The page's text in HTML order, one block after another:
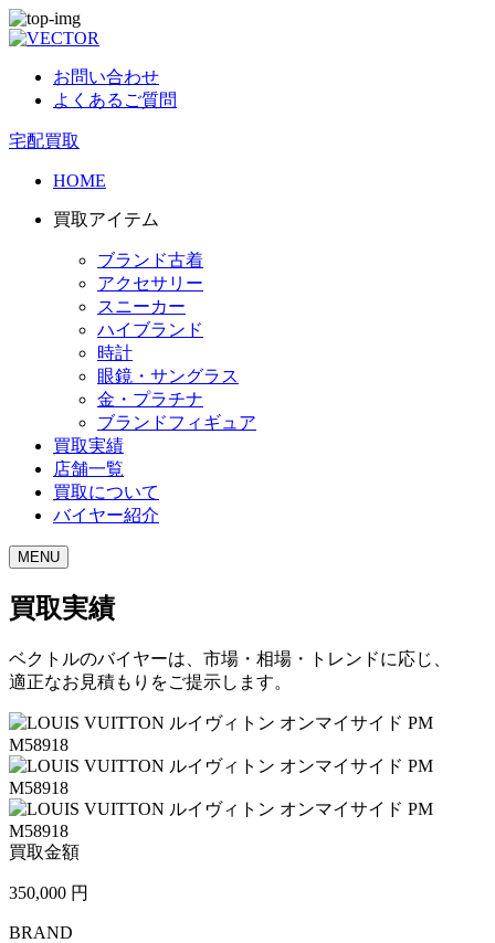
お問い合わせ
よくあるご質問
宅配買取
HOME
買取アイテム
ブランド古着
アクセサリー
スニーカー
ハイブランド
時計
眼鏡・サングラス
金・プラチナ
ブランドフィギュア
買取実績
店舗一覧
買取について
バイヤー紹介
MENU
買取実績
ベクトルのバイヤーは、市場・相場・トレンドに応じ、
適正なお見積もりをご提示します。
買取金額
350,000 円
BRAND